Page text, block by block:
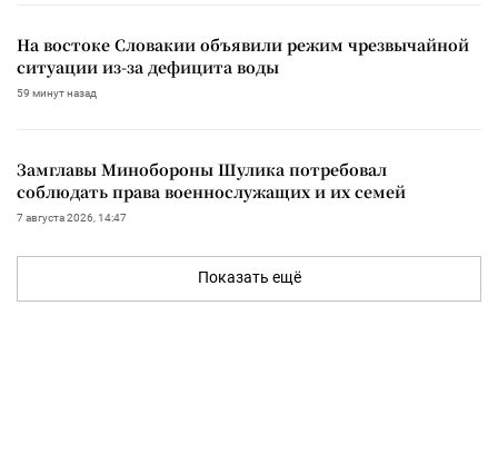
На востоке Словакии объявили режим чрезвычайной
ситуации из-за дефицита воды
59 минут назад
Замглавы Минобороны Шулика потребовал
соблюдать права военнослужащих и их семей
7 августа 2026, 14:47
Показать ещё